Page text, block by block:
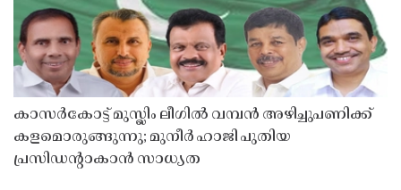
കാസർകോട്ട് മുസ്ലിം ലീഗിൽ വമ്പൻ അഴിച്ചുപണിക്ക്
കളമൊരുങ്ങുന്നു; മുനീർ ഹാജി പുതിയ
പ്രസിഡൻ്റാകാൻ സാധ്യത